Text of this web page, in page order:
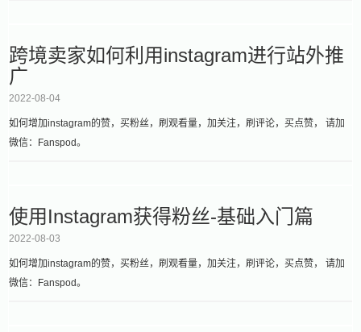
跨境卖家如何利用instagram进行站外推
广
2022-08-04
如何增加instagram的赞，买粉丝，刷观看量，加关注，刷评论，买点赞， 请加
微信：Fanspod。
使用Instagram获得粉丝-基础入门篇
2022-08-03
如何增加instagram的赞，买粉丝，刷观看量，加关注，刷评论，买点赞， 请加
微信：Fanspod。